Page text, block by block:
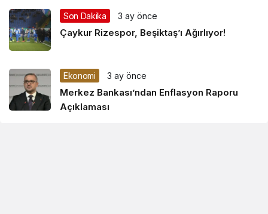
Son Dakika 3 ay önce
Çaykur Rizespor, Beşiktaş’ı Ağırlıyor!
Ekonomi 3 ay önce
Merkez Bankası’ndan Enflasyon Raporu
Açıklaması